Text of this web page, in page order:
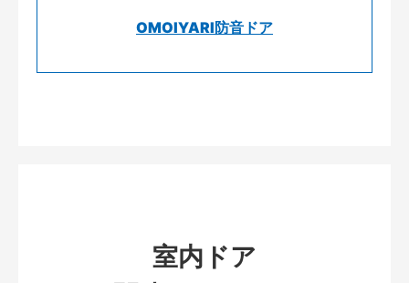
OMOIYARI防音ドア
室内ドア